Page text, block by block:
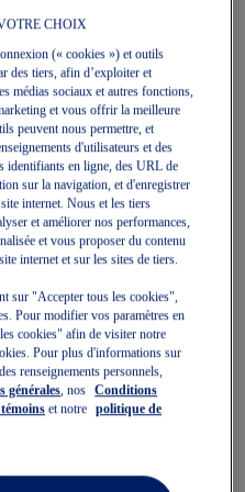
ROAD COMPRESSION BRA
Bras De Femmes
44,99 $
60,00 $
Quickview
Nouveau
CHOIX
(« cookies ») et outils
des tiers, afin d’exploiter et
médias sociaux et autres fonctions,
et vous offrir la meilleure
peuvent nous permettre, et
d'utilisateurs et des
identifiants en ligne, des URL de
sur la navigation, et d'enregistrer
internet. Nous et les tiers
et améliorer nos performances,
et vous proposer du contenu
internet et sur les sites de tiers.
sur "Accepter tous les cookies",
Pour modifier vos paramètres en
cookies" afin de visiter notre
Pour plus d'informations sur
renseignements personnels,
générales, nos
Conditions
et notre
politique de